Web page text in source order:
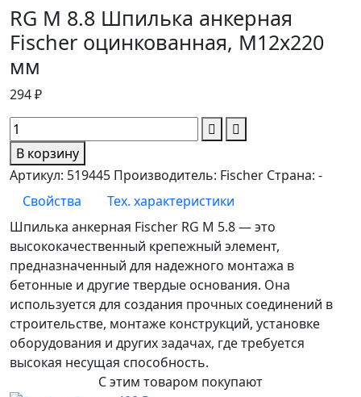
RG M 8.8 Шпилька анкерная
Fischer оцинкованная, M12x220
мм
294 ₽
В корзину
Артикул: 519445 Производитель: Fischer Страна: -
Свойства
Тех. характеристики
Шпилька анкерная Fischer RG M 5.8 — это
высококачественный крепежный элемент,
предназначенный для надежного монтажа в
бетонные и другие твердые основания. Она
используется для создания прочных соединений в
строительстве, монтаже конструкций, установке
оборудования и других задачах, где требуется
высокая несущая способность.
С этим товаром покупают